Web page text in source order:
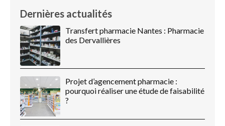
Dernières actualités
Transfert pharmacie Nantes : Pharmacie
des Dervallières
Projet d’agencement pharmacie :
pourquoi réaliser une étude de faisabilité
?